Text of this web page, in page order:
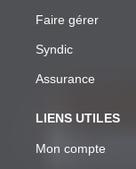
Faire gérer
Syndic
Assurance
LIENS UTILES
Mon compte